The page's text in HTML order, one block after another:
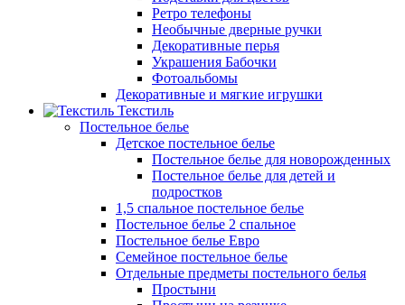
Ретро телефоны
Необычные дверные ручки
Декоративные перья
Украшения Бабочки
Фотоальбомы
Декоративные и мягкие игрушки
Текстиль
Постельное белье
Детское постельное белье
Постельное белье для новорожденных
Постельное белье для детей и
подростков
1,5 спальное постельное белье
Постельное белье 2 спальное
Постельное белье Евро
Семейное постельное белье
Отдельные предметы постельного белья
Простыни